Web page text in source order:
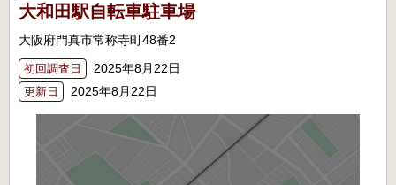
大和田駅自転車駐車場
大阪府門真市常称寺町48番2
初回調査日 2025年8月22日
更新日 2025年8月22日